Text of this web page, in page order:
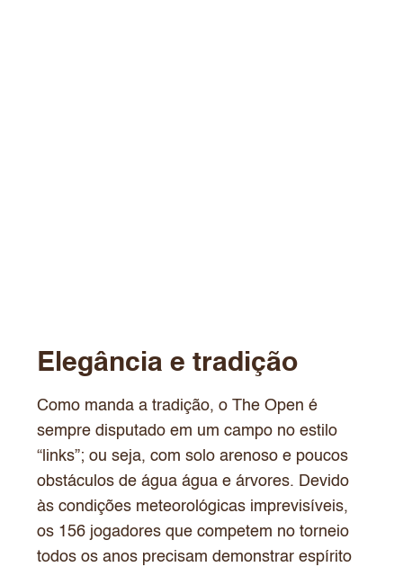
Elegância e tradição
Como manda a tradição, o The Open é
sempre disputado em um campo no estilo
“links”; ou seja, com solo arenoso e poucos
obstáculos de água água e árvores. Devido
às condições meteorológicas imprevisíveis,
os 156 jogadores que competem no torneio
todos os anos precisam demonstrar espírito